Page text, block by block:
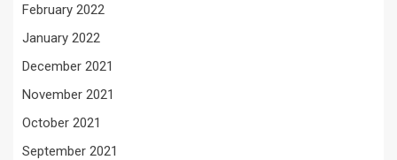
February 2022
January 2022
December 2021
November 2021
October 2021
September 2021